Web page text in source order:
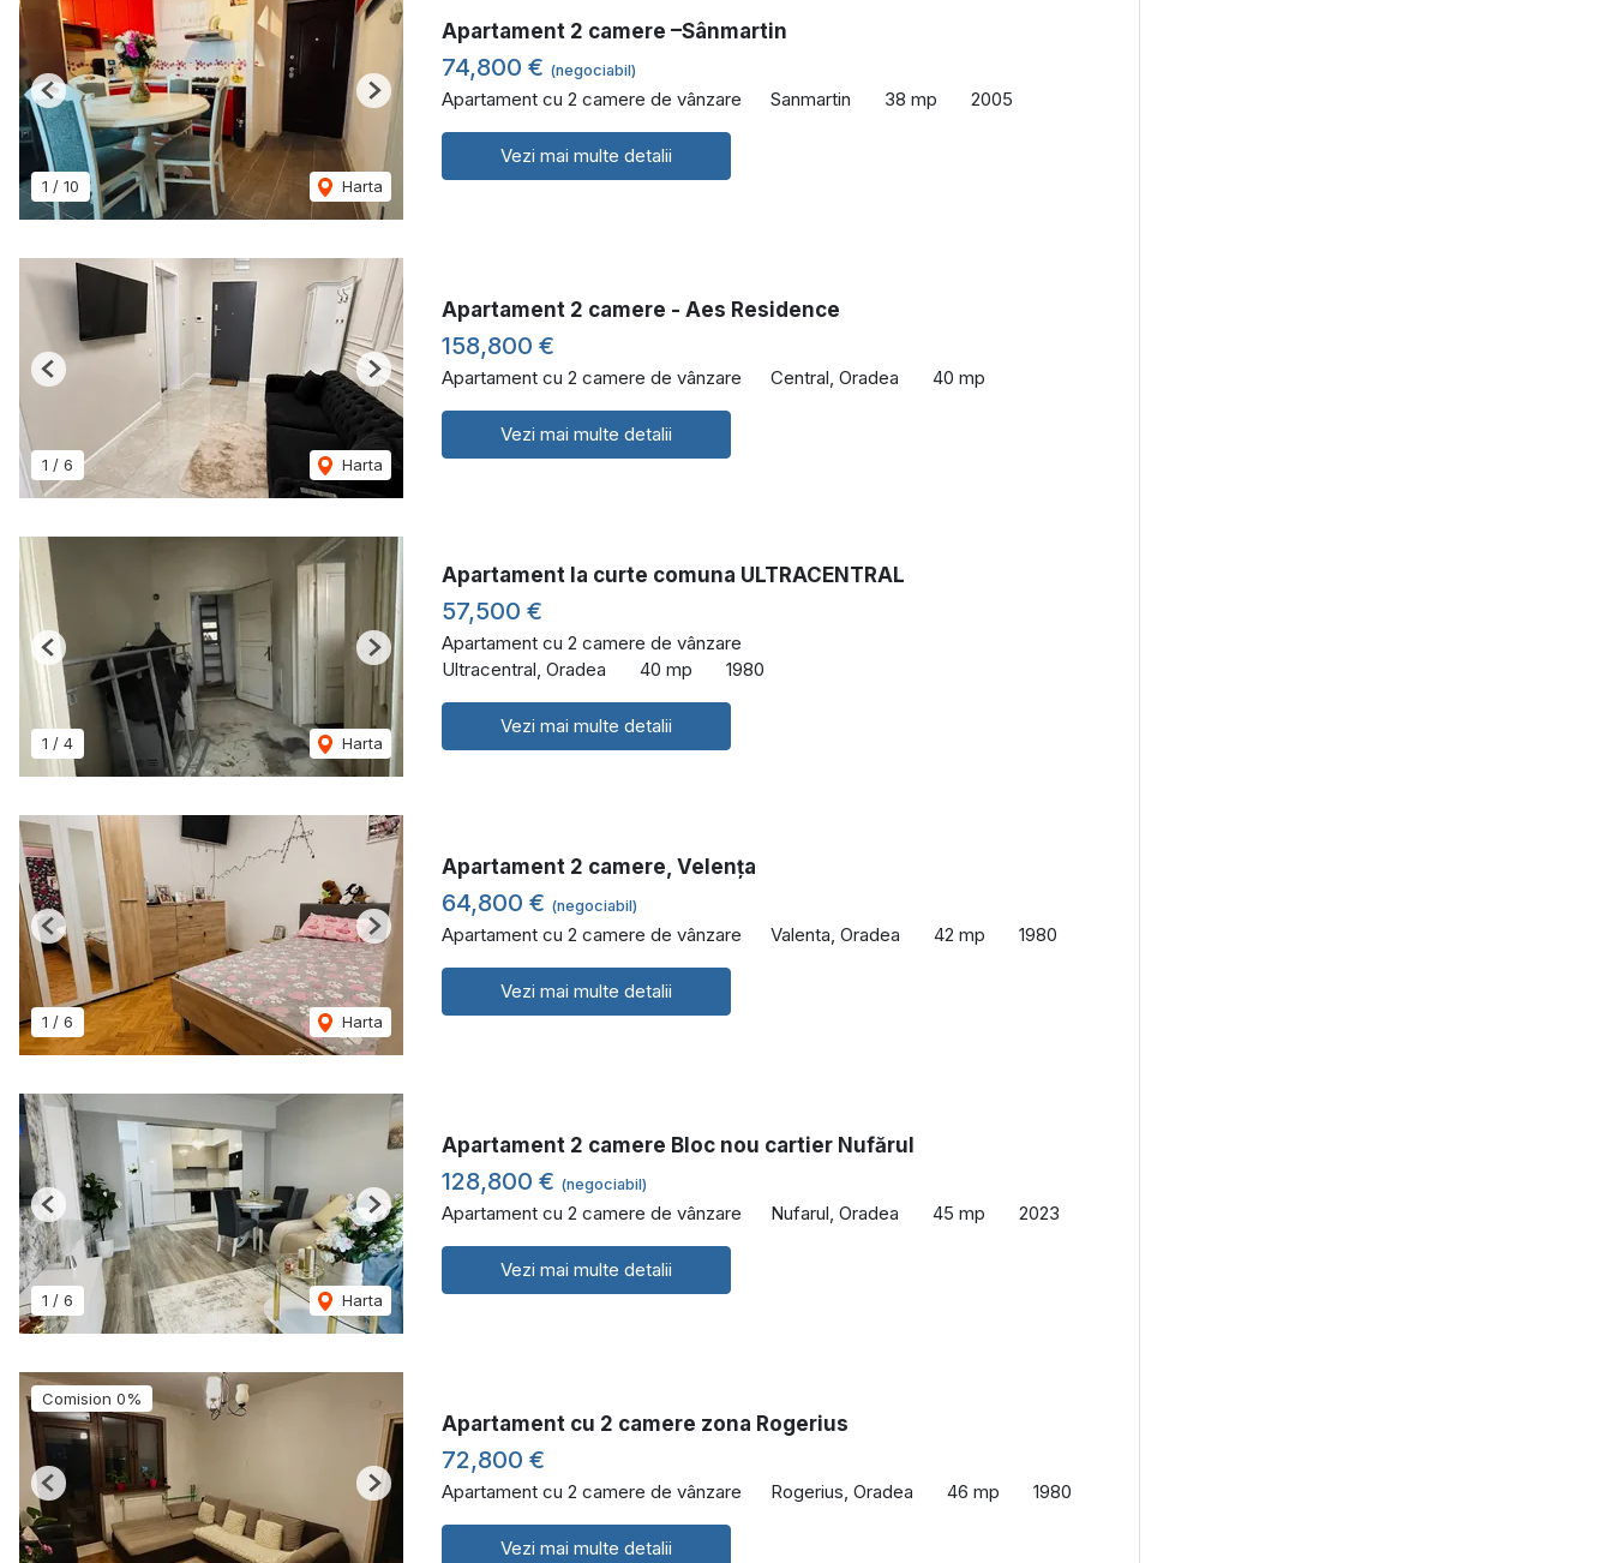
1 / 10 Harta
Previous Next
Apartament 2 camere –Sânmartin
74,800 € (negociabil)
Apartament cu 2 camere de vânzare Sanmartin 38 mp 2005
Vezi mai multe detalii
1 / 6 Harta
Previous Next
Apartament 2 camere - Aes Residence
158,800 €
Apartament cu 2 camere de vânzare Central, Oradea 40 mp
Vezi mai multe detalii
1 / 4 Harta
Previous Next
Apartament la curte comuna ULTRACENTRAL
57,500 €
Apartament cu 2 camere de vânzare
Ultracentral, Oradea
40 mp 1980
Vezi mai multe detalii
1 / 6 Harta
Previous Next
Apartament 2 camere, Velența
64,800 € (negociabil)
Apartament cu 2 camere de vânzare Valenta, Oradea 42 mp 1980
Vezi mai multe detalii
1 / 6 Harta
Previous Next
Apartament 2 camere Bloc nou cartier Nufărul
128,800 € (negociabil)
Apartament cu 2 camere de vânzare Nufarul, Oradea 45 mp 2023
Vezi mai multe detalii
Comision 0%
Previous Next
Apartament cu 2 camere zona Rogerius
72,800 €
Apartament cu 2 camere de vânzare Rogerius, Oradea 46 mp 1980
Vezi mai multe detalii